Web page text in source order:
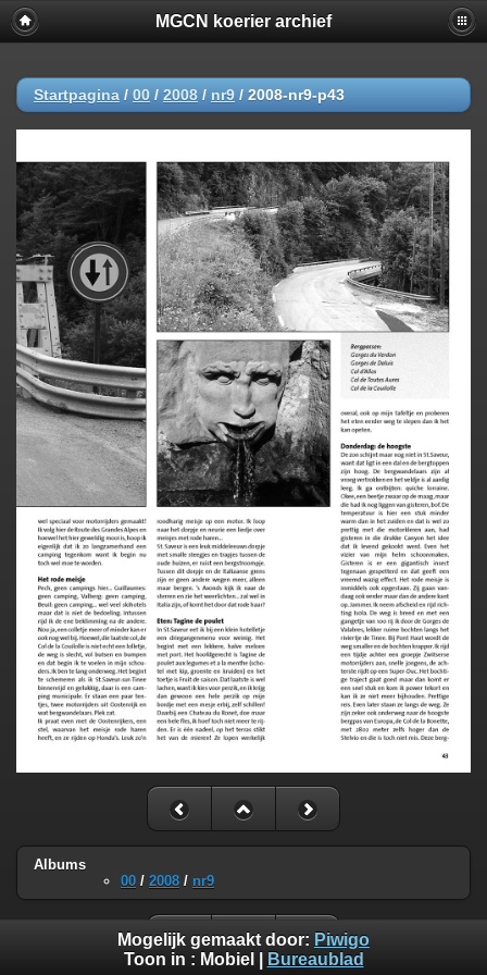
MGCN koerier archief
Startpagina / 00 / 2008 / nr9 / 2008-nr9-p43
Albums
00 / 2008 / nr9
Mogelijk gemaakt door: Piwigo
Toon in : Mobiel Bureaublad